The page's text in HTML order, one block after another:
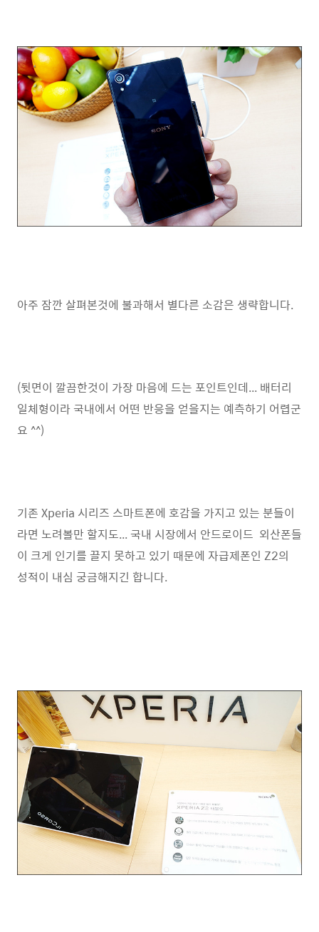
아주 잠깐 살펴본것에 불과해서 별다른 소감은 생략합니다.
(뒷면이 깔끔한것이 가장 마음에 드는 포인트인데... 배터리
일체형이라 국내에서 어떤 반응을 얻을지는 예측하기 어렵군
요 ^^)
기존 Xperia 시리즈 스마트폰에 호감을 가지고 있는 분들이
라면 노려볼만 할지도... 국내 시장에서 안드로이드 외산폰들
이 크게 인기를 끌지 못하고 있기 때문에 자급제폰인 Z2의
성적이 내심 궁금해지긴 합니다.